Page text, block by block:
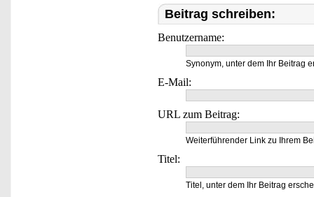
Beitrag schreiben:
Benutzername:
Synonym, unter dem Ihr Beitrag
E-Mail:
URL zum Beitrag:
Weiterführender Link zu Ihrem
Titel:
Titel, unter dem Ihr Beitrag